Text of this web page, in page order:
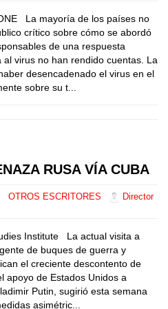
La mayoría de los países no
crítico sobre cómo se abordó
de una respuesta
virus no han rendido cuentas. La
desencadenado el virus en el
sobre su t...
RUSA VÍA CUBA
OTROS ESCRITORES
Director
Institute La actual visita a
de buques de guerra y
el creciente descontento de
apoyo de Estados Unidos a
Putin, sugirió esta semana
asimétric...